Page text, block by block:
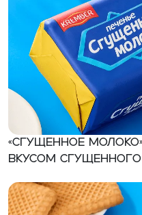
«Сгущенное
вкусом